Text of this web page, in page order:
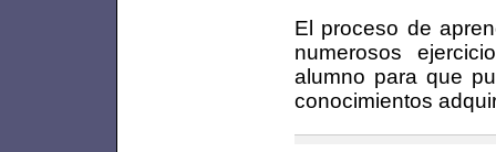
El proceso de
numerosos
alumno para que
conocimientos